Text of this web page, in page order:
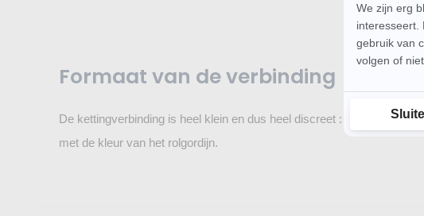
We zijn erg
interesseert.
gebruik van
volgen of
Formaat van de verbinding
De kettingverbinding is heel klein en dus heel discreet : 10,5 mm. Er
met de kleur van het rolgordijn.